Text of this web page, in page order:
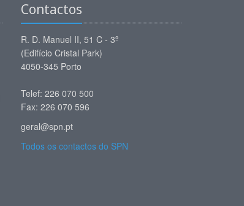
Contactos
R. D. Manuel II, 51 C - 3º
(Edifício Cristal Park)
4050-345 Porto
Telef: 226 070 500
Fax: 226 070 596
geral@spn.pt
Todos os contactos do SPN